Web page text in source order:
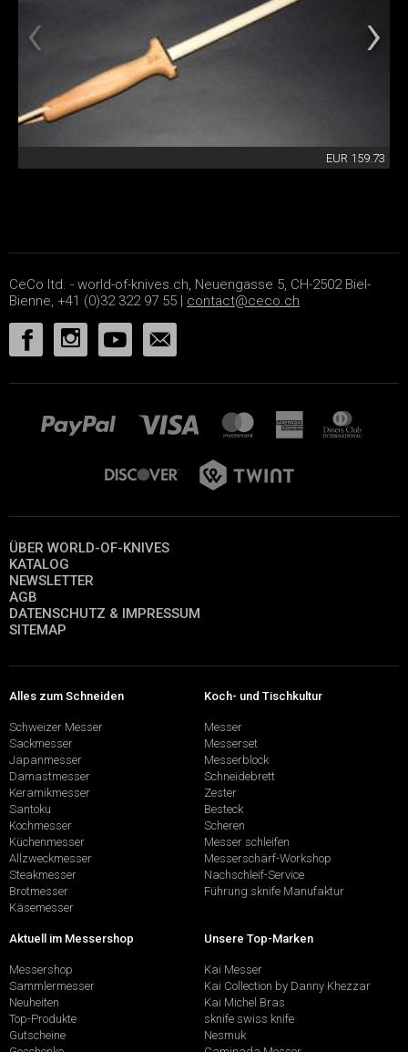
EUR 159.73
CeCo ltd. - world-of-knives.ch, Neuengasse 5, CH-2502 Biel-
Bienne, +41 (0)32 322 97 55 | contact@ceco.ch
ÜBER WORLD-OF-KNIVES
KATALOG
NEWSLETTER
AGB
DATENSCHUTZ & IMPRESSUM
SITEMAP
Alles zum Schneiden
Schweizer Messer
Sackmesser
Japanmesser
Damastmesser
Keramikmesser
Santoku
Kochmesser
Küchenmesser
Allzweckmesser
Steakmesser
Brotmesser
Käsemesser
Koch- und Tischkultur
Messer
Messerset
Messerblock
Schneidebrett
Zester
Besteck
Scheren
Messer schleifen
Messerschärf-Workshop
Nachschleif-Service
Führung sknife Manufaktur
Aktuell im Messershop
Messershop
Sammlermesser
Neuheiten
Top-Produkte
Gutscheine
Unsere Top-Marken
Kai Messer
Kai Collection by Danny Khezzar
Kai Michel Bras
sknife swiss knife
Nesmuk